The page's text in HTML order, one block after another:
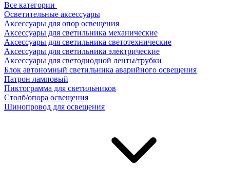
Все категории
Осветительные аксессуары
Аксессуары для опор освещения
Аксессуары для светильника механические
Аксессуары для светильника светотехнические
Аксессуары для светильника электрические
Аксессуары для светодиодной ленты/трубки
Блок автономный светильника аварийного освещения
Патрон ламповый
Пиктограмма для светильников
Столб/опора освещения
Шинопровод для освещения